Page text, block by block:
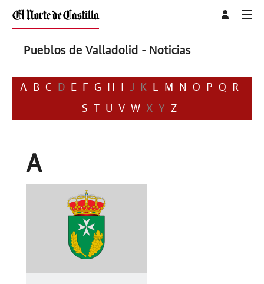
Pueblos de Valladolid - Noticias
A B C D E F G H J K L M N O P Q
R
S T U V W X Y Z
A